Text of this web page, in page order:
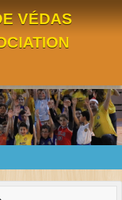
VÉDAS